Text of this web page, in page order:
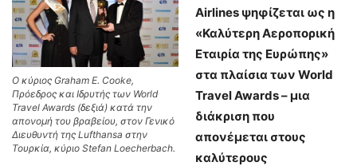
Ο κύριος Graham E. Cooke,
Πρόεδρος και Ιδρυτής των World
Travel Awards (δεξιά) κατά την
απονομή του βραβείου, στον Γενικό
Διευθυντή της Lufthansa στην
Τουρκία, κύριο Stefan Loecherbach.
Airlines ψηφίζεται ως η
«Καλύτερη Αεροπορική
Εταιρία της Ευρώπης»
στα πλαίσια των World
Travel Awards – μια
διάκριση που
απονέμεται στους
καλύτερους